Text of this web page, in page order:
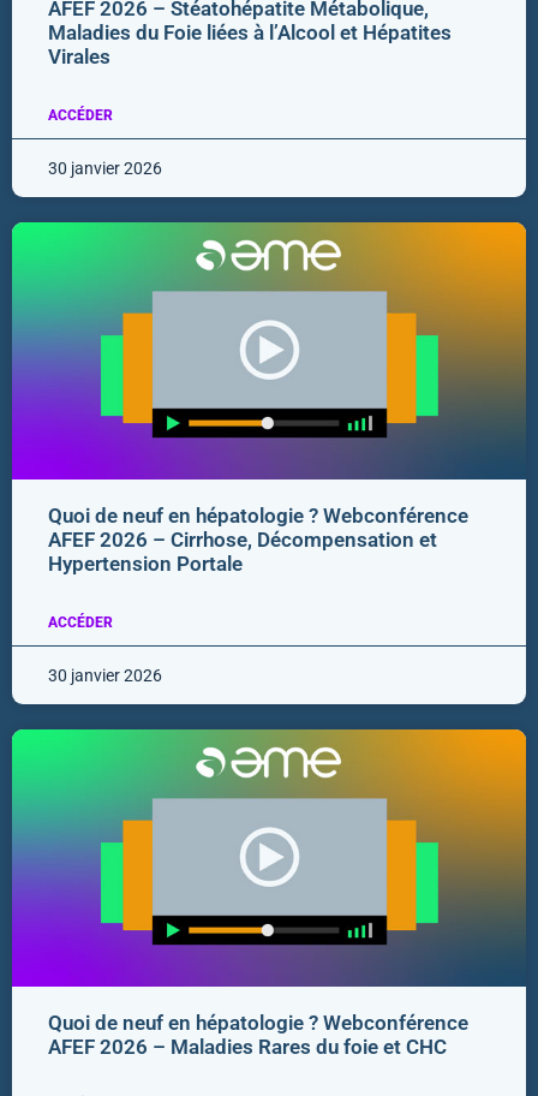
AFEF 2026 – Stéatohépatite Métabolique,
Maladies du Foie liées à l’Alcool et Hépatites
Virales
ACCÉDER
30 janvier 2026
Quoi de neuf en hépatologie ? Webconférence
AFEF 2026 – Cirrhose, Décompensation et
Hypertension Portale
ACCÉDER
30 janvier 2026
Quoi de neuf en hépatologie ? Webconférence
AFEF 2026 – Maladies Rares du foie et CHC